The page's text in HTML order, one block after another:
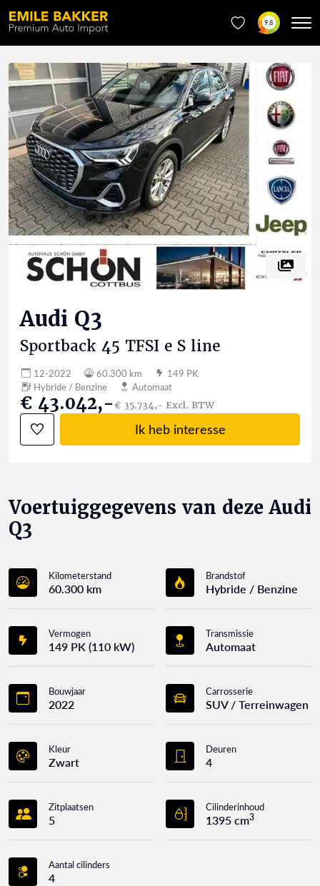
9.8
Audi Q3
Sportback 45 TFSI e S line
12-2022 60.300 km
149 PK
Hybride / Benzine
Automaat
€ 43.042,-€ 35.734,- Excl. BTW
Ik heb interesse
Voertuiggegevens van deze Audi
Q3
Kilometerstand
60.300 km
Brandstof
Hybride / Benzine
Vermogen
149 PK (110 kW)
Transmissie
Automaat
Bouwjaar
2022
Carrosserie
SUV / Terreinwagen
Kleur
Zwart
Deuren
4
Zitplaatsen
5
Cilinderinhoud
1395 cm3
Aantal cilinders
4